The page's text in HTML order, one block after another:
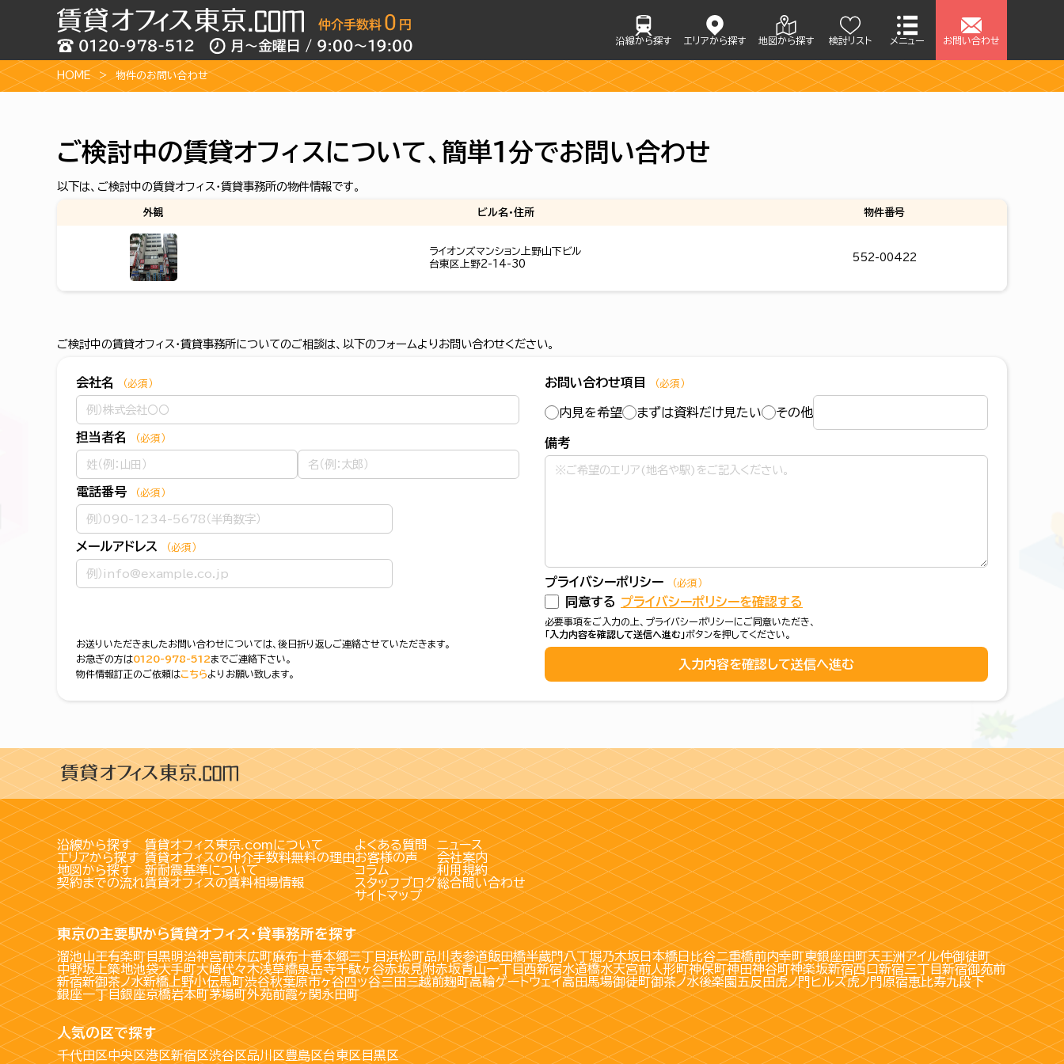
沿線から探す エリアから探す 地図から探す 検討リスト メニュー お問い合わせ
HOME 物件のお問い合わせ
ご検討中の賃貸オフィスについて、簡単1分でお問い合わせ
以下は、ご検討中の賃貸オフィス・賃貸事務所の物件情報です。
外観 ビル名・住所 物件番号
ライオンズマンション上野山下ビル
台東区上野2-14-30
552-00422
ご検討中の賃貸オフィス・賃貸事務所についてのご相談は、以下のフォームよりお問い合わせください。
会社名 （必須）
担当者名 （必須）
電話番号 （必須）
メールアドレス （必須）
お送りいただきましたお問い合わせについては、後日折り返しご連絡させていただきます。
お急ぎの方は0120-978-512までご連絡下さい。
物件情報訂正のご依頼はこちらよりお願い致します。
お問い合わせ項目 （必須）
内見を希望 まずは資料だけ見たい その他
備考
プライバシーポリシー （必須）
同意する プライバシーポリシーを確認する
必要事項をご入力の上、プライバシーポリシーにご同意いただき、
「入力内容を確認して送信へ進む」ボタンを押してください。
入力内容を確認して送信へ進む
沿線から探す
エリアから探す
地図から探す
契約までの流れ
賃貸オフィス東京.comについて
賃貸オフィスの仲介手数料無料の理由
新耐震基準について
賃貸オフィスの賃料相場情報
よくある質問
お客様の声
コラム
スタッフブログ
サイトマップ
ニュース
会社案内
利用規約
総合問い合わせ
東京の主要駅から賃貸オフィス・貸事務所を探す
溜池山王有楽町目黒明治神宮前末広町麻布十番本郷三丁目浜松町品川表参道飯田橋半蔵門八丁堀乃木坂日本橋日比谷二重橋前内幸町東銀座田町天王洲アイル仲御徒町
中野坂上築地池袋大手町大崎代々木浅草橋泉岳寺千駄ヶ谷赤坂見附赤坂青山一丁目 西新宿水道橋水天宮前 人形町神保町神田神谷町神楽坂新宿西口新宿三丁目新宿御苑前
新宿新御茶ノ水新橋上野小伝馬町渋谷秋葉原市ヶ谷四ッ谷三田三越前麹町高輪ゲートウェイ高田馬場御徒町御茶ノ水後楽園五反田虎ノ門ヒルズ虎ノ門原宿恵比寿九段下
銀座一丁目銀座京橋岩本町茅場町外苑前霞ヶ関永田町
人気の区で探す
千代田区中央区港区新宿区渋谷区品川区豊島区台東区目黒区